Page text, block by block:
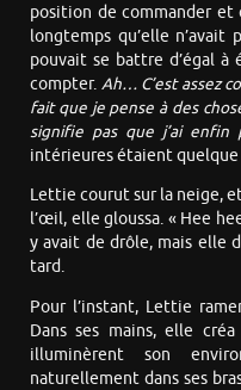
position de commander et
longtemps qu’elle n’avait
pouvait se battre d’égal à
compter. Ah… C’est assez
fait que je pense à des
signifie pas que j’ai enfin
intérieures étaient quelque
Lettie courut sur la neige,
l’œil, elle gloussa. « Hee
y avait de drôle, mais elle
tard.
Pour l’instant, Lettie
Dans ses mains, elle
illuminèrent son
naturellement dans ses